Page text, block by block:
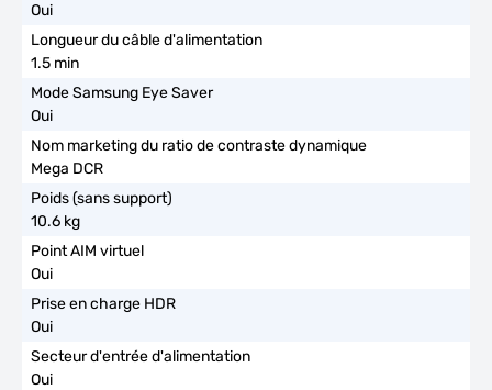
Oui
1.5 min
Oui
Mega DCR
10.6 kg
Oui
Oui
Oui